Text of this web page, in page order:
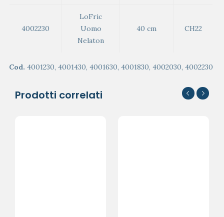
4002230
LoFric
Uomo
Nelaton
40 cm CH22
Cod. 4001230, 4001430, 4001630, 4001830, 4002030, 4002230
Prodotti correlati